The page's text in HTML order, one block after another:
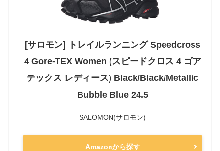
[サロモン] トレイルランニング Speedcross
4 Gore-TEX Women (スピードクロス 4 ゴア
テックス レディース) Black/Black/Metallic
Bubble Blue 24.5
SALOMON(サロモン)
Amazonから探す